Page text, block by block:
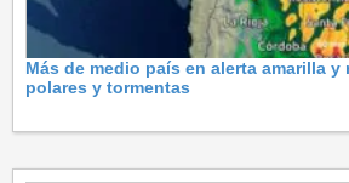
Más de medio país en alerta amarilla
polares y tormentas